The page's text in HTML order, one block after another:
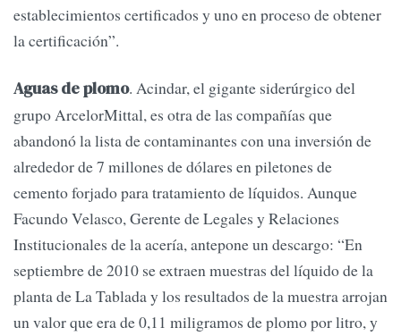
establecimientos certificados y uno en proceso de obtener
la certificación”.
Aguas de plomo. Acindar, el gigante siderúrgico del
grupo ArcelorMittal, es otra de las compañías que
abandonó la lista de contaminantes con una inversión de
alrededor de 7 millones de dólares en piletones de
cemento forjado para tratamiento de líquidos. Aunque
Facundo Velasco, Gerente de Legales y Relaciones
Institucionales de la acería, antepone un descargo: “En
septiembre de 2010 se extraen muestras del líquido de la
planta de La Tablada y los resultados de la muestra arrojan
un valor que era de 0,11 miligramos de plomo por litro, y